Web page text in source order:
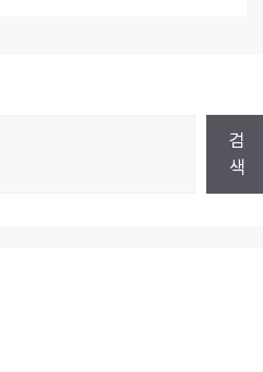
검
색